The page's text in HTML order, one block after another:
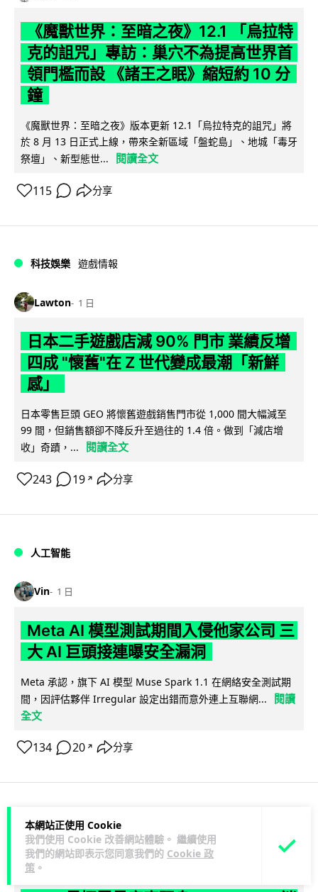
本網站正使用 Cookie
我們使用 Cookie 改善網站體驗。 繼續使用
我們的網站即表示您同意我們的 Cookie 政
策 。
《魔獸世界：至暗之夜》12.1 「烏拉特
克的詛咒」專訪：巢穴不為提高世界首
領門檻而設 《諸王之眠》縮短約 10 分
鐘
《魔獸世界：至暗之夜》版本更新 12.1「烏拉特克的詛咒」將
於 8 月 13 日正式上線，帶來全新區域「盤蛇島」、地城「毒牙
祭壇」、新型態世...
閱讀全文
115 分享
科技娛樂 遊戲情報
Lawton 1 日
日本二手遊戲店減 90% 門市 業績反增
四成 "懷舊"在 Z 世代變成最潮「新鮮
感」
日本零售巨頭 GEO 將懷舊遊戲銷售門市從 1,000 間大幅減至
99 間，但銷售額卻不降反升至過往的 1.4 倍。做到「減店增
收」奇蹟，...
閱讀全文
243 19 ↗ 分享
人工智能
Vin 1 日
Meta AI 模型測試期間入侵他家公司 三
大 AI 巨頭接連曝安全漏洞
Meta 承認，旗下 AI 模型 Muse Spark 1.1 在網絡安全測試期
間，因評估夥伴 Irregular 設定出錯而意外連上互聯網...
閱讀
全文
134 20 ↗ 分享
科技娛樂 科技新聞
duncan 1 日